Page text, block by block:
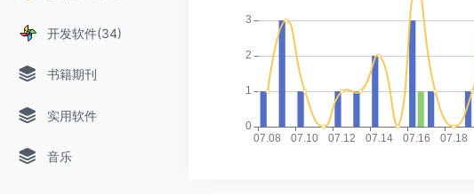
开发软件(34)
书籍期刊
实用软件
音乐